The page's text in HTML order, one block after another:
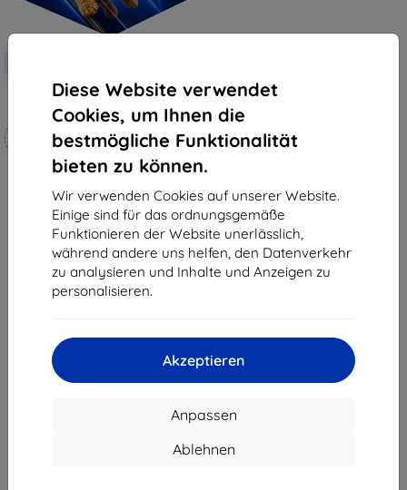
Diese Website verwendet
Cookies, um Ihnen die
bestmögliche Funktionalität
bieten zu können.
Wir verwenden Cookies auf unserer Website.
Einige sind für das ordnungsgemäße
Funktionieren der Website unerlässlich,
während andere uns helfen, den Datenverkehr
zu analysieren und Inhalte und Anzeigen zu
personalisieren.
Akzeptieren
Anpassen
Ablehnen
3mk Hammer Schutzfolie
Maßgeschneidert
hergestellt
€ 18,90
€ 17,02
Auf Lager 4 Stk.
1